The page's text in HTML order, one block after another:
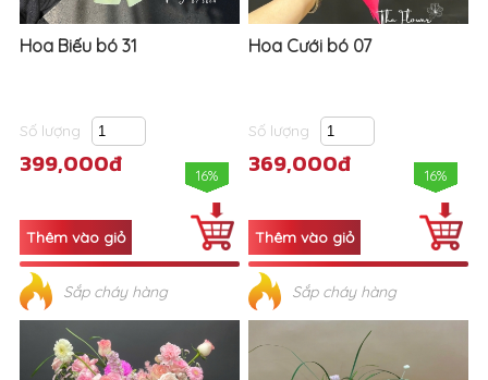
Hoa Biếu bó 31
Số lượng
399,000đ 16%
Sắp cháy hàng
Hoa Cưới bó 07
Số lượng
369,000đ 16%
Sắp cháy hàng